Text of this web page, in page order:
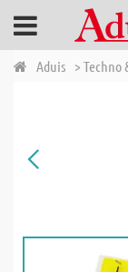
Aduis > Techno